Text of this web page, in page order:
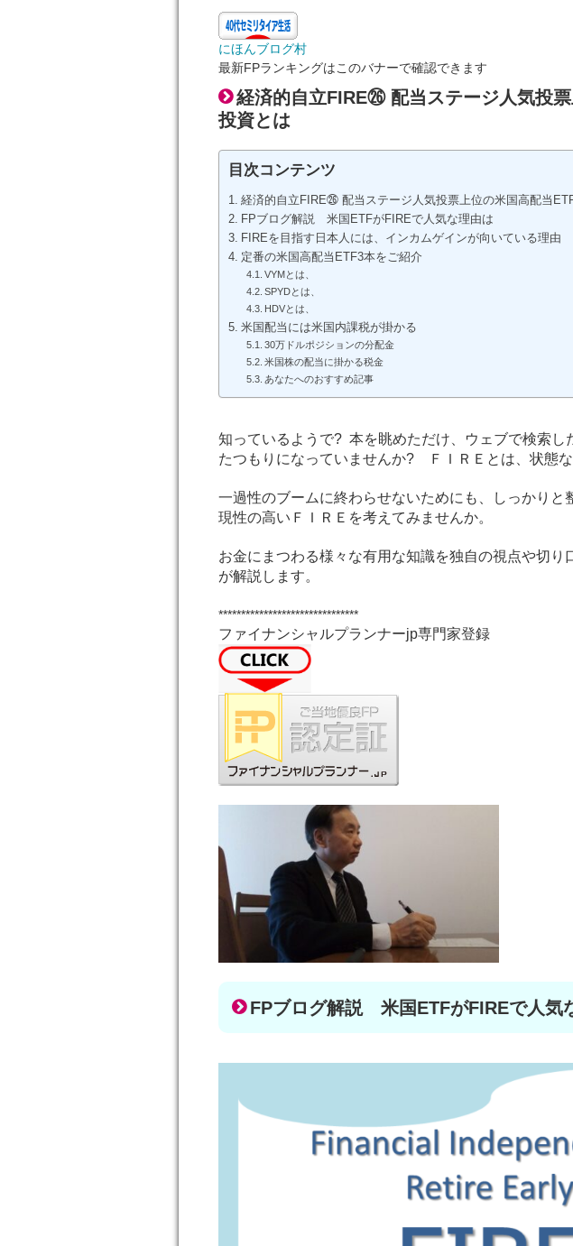
にほんブログ村
最新FPランキングはこのバナーで確認できます
経済的自立FIRE㉖ 配当ステージ人気投
投資とは
目次コンテンツ
経済的自立FIRE㉖ 配当ステージ人気投票上位の米国高配当
FPブログ解説 米国ETFがFIREで人気な理由は
FIREを目指す日本人には、インカムゲインが向いている理由
定番の米国高配当ETF3本をご紹介
VYMとは、
SPYDとは、
HDVとは、
米国配当には米国内課税が掛かる
30万ドルポジションの分配金
米国株の配当に掛かる税金
あなたへのおすすめ記事
知っているようで? 本を眺めただけ、ウェブで検索し
たつもりになっていませんか?
ＦＩＲＥとは、状態
一過性のブームに終わらせないためにも、しっかりと
現性の高いＦＩＲＥを考えてみませんか。
お金にまつわる様々な有用な知識を独自の視点や切り
が解説します。
*******************************
ファイナンシャルプランナーjp専門家登録
FPブログ解説 米国ETFがFIREで人気